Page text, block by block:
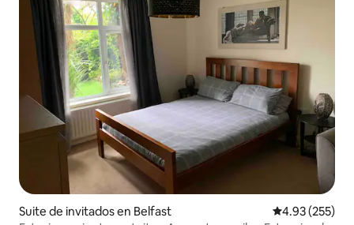
Suite de invitados en Belfast Calificación
4.93 (255)